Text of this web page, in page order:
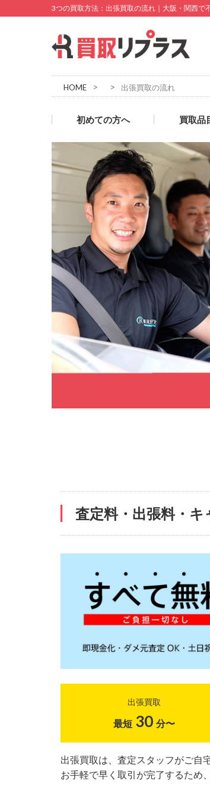
3つの買取方法：出張買取の流れ｜大阪・関西で
HOME > > 出張買取の流れ
初めての方へ 買取品
査定料・出張料・
出張買取
最短30 分〜
出張買取は、査定スタッフがご自
お手軽で早く取引が完了するため